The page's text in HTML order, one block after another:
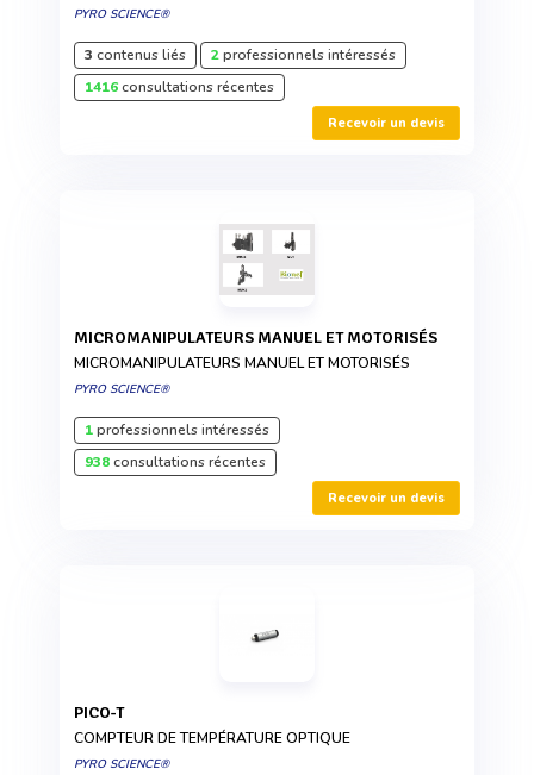
PYRO SCIENCE®
3 contenus liés 2professionnels intéressés
1416consultations récentes
Recevoir un devis
MICROMANIPULATEURS MANUEL ET MOTORISÉS
MICROMANIPULATEURS MANUEL ET MOTORISÉS
PYRO SCIENCE®
1professionnels intéressés
938consultations récentes
Recevoir un devis
PICO-T
COMPTEUR DE TEMPÉRATURE OPTIQUE
PYRO SCIENCE®